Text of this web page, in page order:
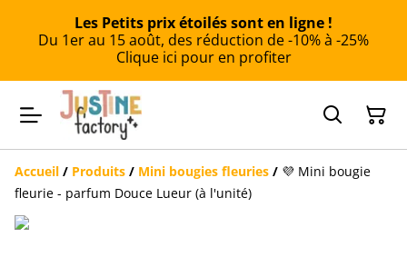
Les Petits prix étoilés sont en ligne !
Du 1er au 15 août, des réduction de -10% à -25%
Clique ici pour en profiter
Accueil / Produits / Mini bougies fleuries / 💜 Mini bougie
fleurie - parfum Douce Lueur (à l'unité)